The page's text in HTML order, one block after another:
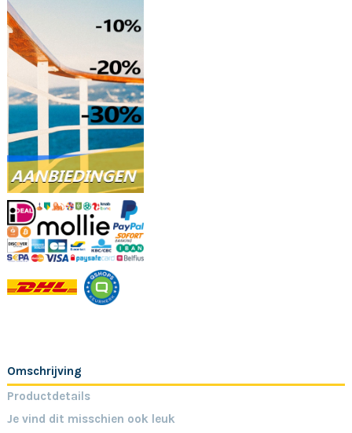
Omschrijving
Productdetails
Je vind dit misschien ook leuk